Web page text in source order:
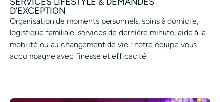
D’EXCEPTION
Organisation de moments personnels, soins à domicile,
logistique familiale, services de dernière minute, aide à la
mobilité ou au changement de vie : notre équipe vous
accompagne avec finesse et efficacité.